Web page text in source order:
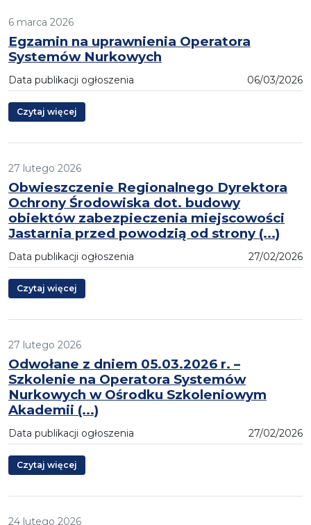
6 marca 2026
Egzamin na uprawnienia Operatora
Systemów Nurkowych
Data publikacji ogłoszenia 06/03/2026
Czytaj więcej
27 lutego 2026
Obwieszczenie Regionalnego Dyrektora
Ochrony Środowiska dot. budowy
obiektów zabezpieczenia miejscowości
Jastarnia przed powodzią od strony (...)
Data publikacji ogłoszenia 27/02/2026
Czytaj więcej
27 lutego 2026
Odwołane z dniem 05.03.2026 r. –
Szkolenie na Operatora Systemów
Nurkowych w Ośrodku Szkoleniowym
Akademii (...)
Data publikacji ogłoszenia 27/02/2026
Czytaj więcej
24 lutego 2026